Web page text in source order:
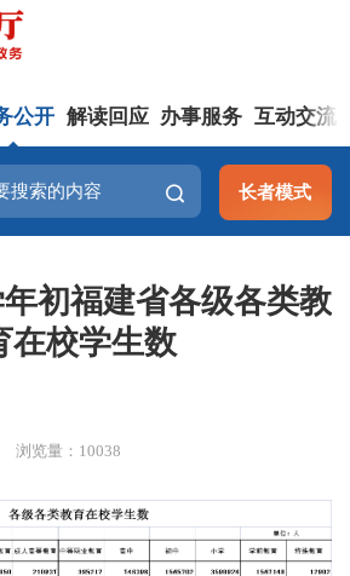
公开 解读回应 办事服务 互动交流
长者模式
年初福建省各级各类教
在校学生数
浏览量：10038